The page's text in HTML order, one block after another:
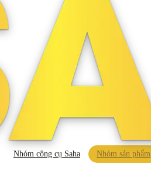
Nhóm công cụ Saha Nhóm sản phẩm